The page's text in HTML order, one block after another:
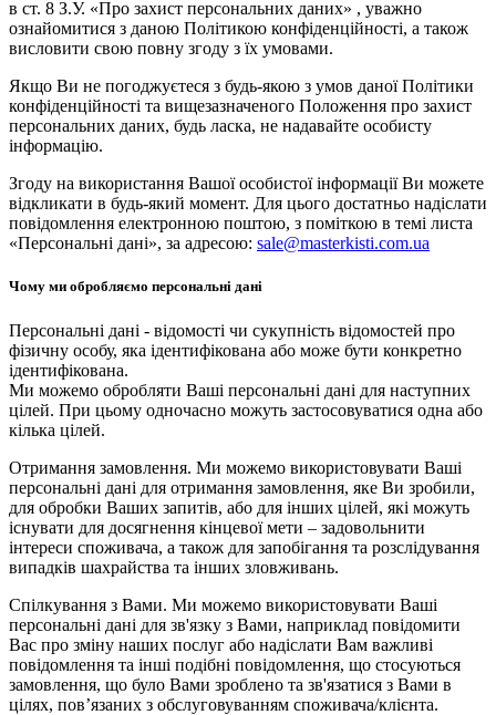
в ст. 8 З.У. «Про захист персональних даних» , уважно
ознайомитися з даною Політикою конфіденційності, а також
висловити свою повну згоду з їх умовами.
Якщо Ви не погоджуєтеся з будь-якою з умов даної Політики
конфіденційності та вищезазначеного Положення про захист
персональних даних, будь ласка, не надавайте особисту
інформацію.
Згоду на використання Вашої особистої інформації Ви можете
відкликати в будь-який момент. Для цього достатньо надіслати
повідомлення електронною поштою, з поміткою в темі листа
«Персональні дані», за адресою: sale@masterkisti.com.ua
Чому ми обробляємо персональні дані
Персональні дані - відомості чи сукупність відомостей про
фізичну особу, яка ідентифікована або може бути конкретно
ідентифікована.
Ми можемо обробляти Ваші персональні дані для наступних
цілей. При цьому одночасно можуть застосовуватися одна або
кілька цілей.
Отримання замовлення. Ми можемо використовувати Ваші
персональні дані для отримання замовлення, яке Ви зробили,
для обробки Ваших запитів, або для інших цілей, які можуть
існувати для досягнення кінцевої мети – задовольнити
інтереси споживача, а також для запобігання та розслідування
випадків шахрайства та інших зловживань.
Спілкування з Вами. Ми можемо використовувати Ваші
персональні дані для зв'язку з Вами, наприклад повідомити
Вас про зміну наших послуг або надіслати Вам важливі
повідомлення та інші подібні повідомлення, що стосуються
замовлення, що було Вами зроблено та зв'язатися з Вами в
цілях, пов’язаних з обслуговуванням споживача/клієнта.